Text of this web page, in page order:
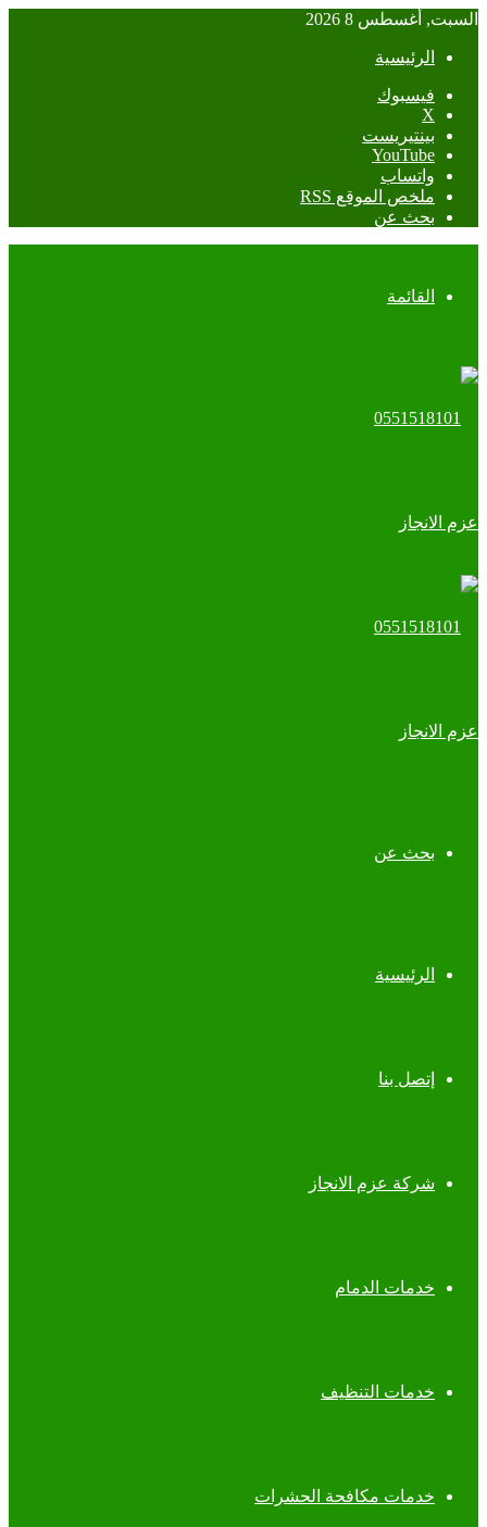
السبت, أغسطس 8 2026
الرئيسية
فيسبوك
‫X
بينتيريست
‫YouTube
واتساب
ملخص الموقع RSS
بحث عن
القائمة
بحث عن
الرئيسية
إتصل بنا
شركة عزم الانجاز
خدمات الدمام
خدمات التنظيف
خدمات مكافحة الحشرات